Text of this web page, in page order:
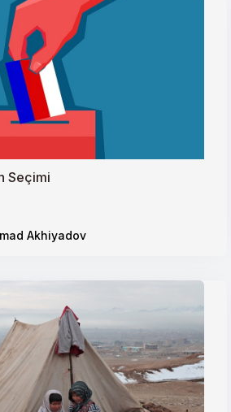
İsrail Politikası
Düzene Doğru
Hedefleri
Lobi Faaliyetleri
Sorunda Yerelliğin Önemi
Minik Bedenler:
Seçimi
Akhiyadov